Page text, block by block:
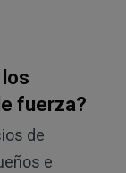
fuerza?
de
e